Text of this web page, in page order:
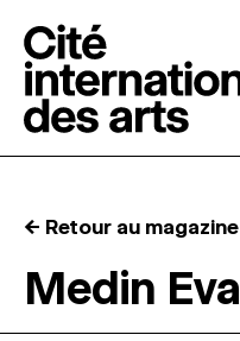
RÉSIDENCES ↓
← Retour au magazine
Medin Eva